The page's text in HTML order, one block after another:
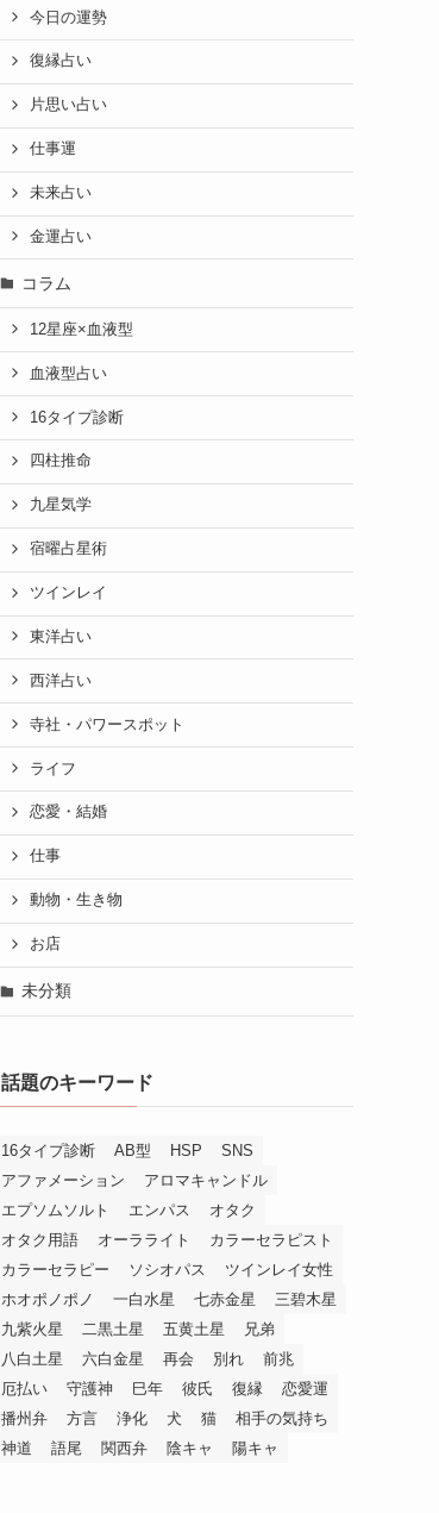
今日の運勢
復縁占い
片思い占い
仕事運
未来占い
金運占い
コラム
12星座×血液型
血液型占い
16タイプ診断
四柱推命
九星気学
宿曜占星術
ツインレイ
東洋占い
西洋占い
寺社・パワースポット
ライフ
恋愛・結婚
仕事
動物・生き物
お店
未分類
話題のキーワード
16タイプ診断 AB型 HSP
SNS
アファメーション
アロマキャンドル
エプソムソルト
エンパス
オタク
オタク用語
オーラライト
カラーセラピスト
カラーセラピー
ソシオパス
ツインレイ女性
ホオポノポノ
一白水星 七赤金星
三碧木星
九紫火星
二黒土星 五黄土星
兄弟
八白土星
六白金星 再会 別れ
前兆
厄払い
守護神 巳年 彼氏 復縁
恋愛運
播州弁
方言 浄化 犬 猫
相手の気持ち
神道
語尾 関西弁 陰キャ 陽キャ